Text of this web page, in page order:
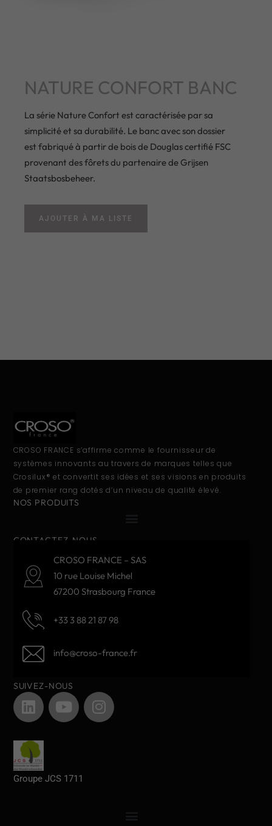
NATURE CONFORT BANC
La série Nature Confort est caractérisée par sa
simplicité et sa durabilité. Le banc avec son dossier
est fabriqué à partir de bois de Douglas certifié FSC
provenant des fôrets du partenaire de Grijsen
Staatsbosbeheer.
AJOUTER À MA LISTE
CROSO FRANCE s’affirme comme le fournisseur de
systèmes innovants au travers de marques telles que
Crosilux® et convertit ses idées et ses visions en produits
de premier rang dotés d’un niveau de qualité élevé.
NOS PRODUITS
CONTACTEZ-NOUS
CROSO FRANCE – SAS
10 rue Louise Michel
67200 Strasbourg France
+33 3 88 21 87 98
info@croso-france.fr
SUIVEZ-NOUS
Groupe JCS 1711